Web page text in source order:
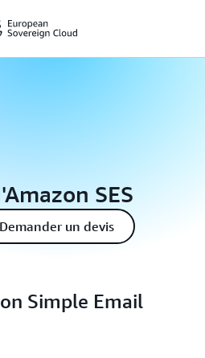
SES
Demander un devis
Simple Email